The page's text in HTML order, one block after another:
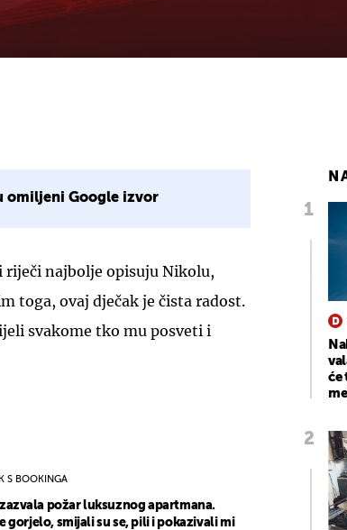
omiljeni Google izvor
najbolje opisuju Nikolu,
toga, ovaj dječak je čista radost.
svakome tko mu posveti i
S BOOKINGA
požar luksuznog apartmana.
gorjelo, smijali su se, pili i pokazivali mi
će